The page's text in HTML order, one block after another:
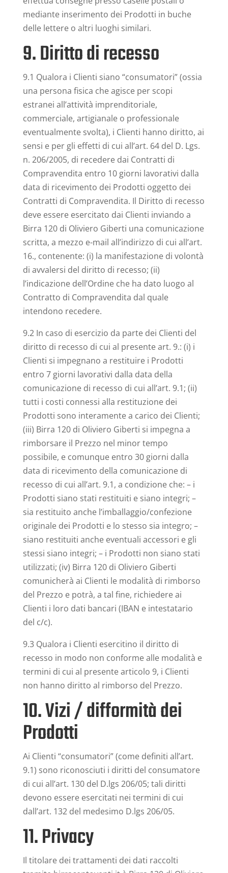
mediante inserimento dei Prodotti in buche
delle lettere o altri luoghi similari.
9. Diritto di recesso
9.1 Qualora i Clienti siano “consumatori” (ossia
una persona fisica che agisce per scopi
estranei all’attività imprenditoriale,
commerciale, artigianale o professionale
eventualmente svolta), i Clienti hanno diritto, ai
sensi e per gli effetti di cui all’art. 64 del D. Lgs.
n. 206/2005, di recedere dai Contratti di
Compravendita entro 10 giorni lavorativi dalla
data di ricevimento dei Prodotti oggetto dei
Contratti di Compravendita. Il Diritto di recesso
deve essere esercitato dai Clienti inviando a
Birra 120 di Oliviero Giberti una comunicazione
scritta, a mezzo e-mail all’indirizzo di cui all’art.
16., contenente: (i) la manifestazione di volontà
di avvalersi del diritto di recesso; (ii)
l’indicazione dell’Ordine che ha dato luogo al
Contratto di Compravendita dal quale
intendono recedere.
9.2 In caso di esercizio da parte dei Clienti del
diritto di recesso di cui al presente art. 9.: (i) i
Clienti si impegnano a restituire i Prodotti
entro 7 giorni lavorativi dalla data della
comunicazione di recesso di cui all’art. 9.1; (ii)
tutti i costi connessi alla restituzione dei
Prodotti sono interamente a carico dei Clienti;
(iii) Birra 120 di Oliviero Giberti si impegna a
rimborsare il Prezzo nel minor tempo
possibile, e comunque entro 30 giorni dalla
data di ricevimento della comunicazione di
recesso di cui all’art. 9.1, a condizione che: – i
Prodotti siano stati restituiti e siano integri; –
sia restituito anche l’imballaggio/confezione
originale dei Prodotti e lo stesso sia integro; –
siano restituiti anche eventuali accessori e gli
stessi siano integri; – i Prodotti non siano stati
utilizzati; (iv) Birra 120 di Oliviero Giberti
comunicherà ai Clienti le modalità di rimborso
del Prezzo e potrà, a tal fine, richiedere ai
Clienti i loro dati bancari (IBAN e intestatario
del c/c).
9.3 Qualora i Clienti esercitino il diritto di
recesso in modo non conforme alle modalità e
termini di cui al presente articolo 9, i Clienti
non hanno diritto al rimborso del Prezzo.
10. Vizi / difformità dei
Prodotti
Ai Clienti “consumatori” (come definiti all’art.
9.1) sono riconosciuti i diritti del consumatore
di cui all’art. 130 del D.lgs 206/05; tali diritti
devono essere esercitati nei termini di cui
dall’art. 132 del medesimo D.lgs 206/05.
11. Privacy
Il titolare dei trattamenti dei dati raccolti